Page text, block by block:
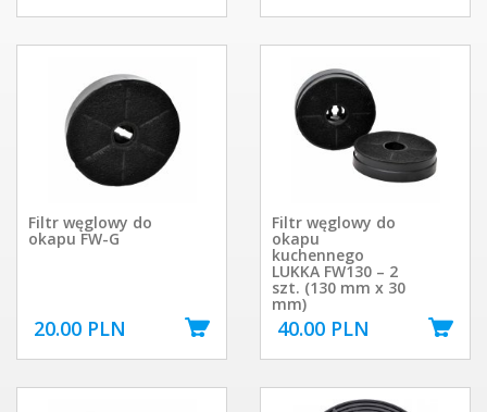
Filtr węglowy do
okapu FW-G
20.00 PLN
Filtr węglowy do
okapu
kuchennego
LUKKA FW130 – 2
szt. (130 mm x 30
mm)
40.00 PLN